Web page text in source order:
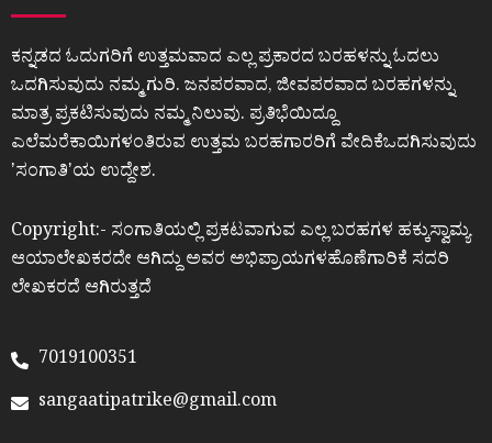
ಕನ್ನಡದ ಓದುಗರಿಗೆ ಉತ್ತಮವಾದ ಎಲ್ಲ ಪ್ರಕಾರದ ಬರಹಳನ್ನು ಓದಲು
ಒದಗಿಸುವುದು ನಮ್ಮ ಗುರಿ. ಜನಪರವಾದ, ಜೀವಪರವಾದ ಬರಹಗಳನ್ನು
ಮಾತ್ರ ಪ್ರಕಟಿಸುವುದು ನಮ್ಮ ನಿಲುವು. ಪ್ರತಿಭೆಯಿದ್ದೂ
ಎಲೆಮರೆಕಾಯಿಗಳಂತಿರುವ ಉತ್ತಮ ಬರಹಗಾರರಿಗೆ ವೇದಿಕೆಒದಗಿಸುವುದು
ʼಸಂಗಾತಿʼಯ ಉದ್ದೇಶ.
Copyright:- ಸಂಗಾತಿಯಲ್ಲಿ ಪ್ರಕಟವಾಗುವ ಎಲ್ಲ ಬರಹಗಳ ಹಕ್ಕುಸ್ವಾಮ್ಯ
ಆಯಾಲೇಖಕರದೇ ಆಗಿದ್ದು ಅವರ ಅಭಿಪ್ರಾಯಗಳಹೊಣೆಗಾರಿಕೆ ಸದರಿ
ಲೇಖಕರದೆ ಆಗಿರುತ್ತದೆ
7019100351
sangaatipatrike@gmail.com